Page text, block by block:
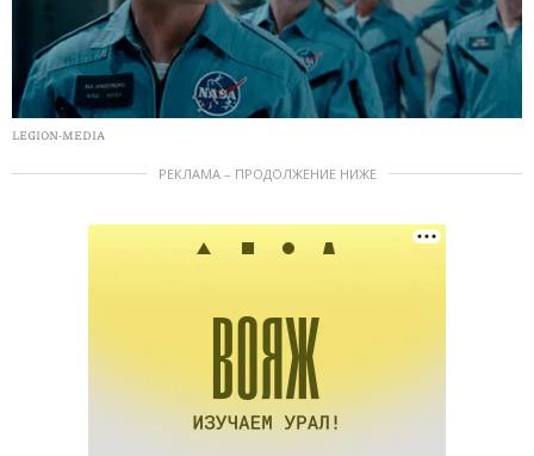
LEGION-MEDIA
РЕКЛАМА – ПРОДОЛЖЕНИЕ НИЖЕ